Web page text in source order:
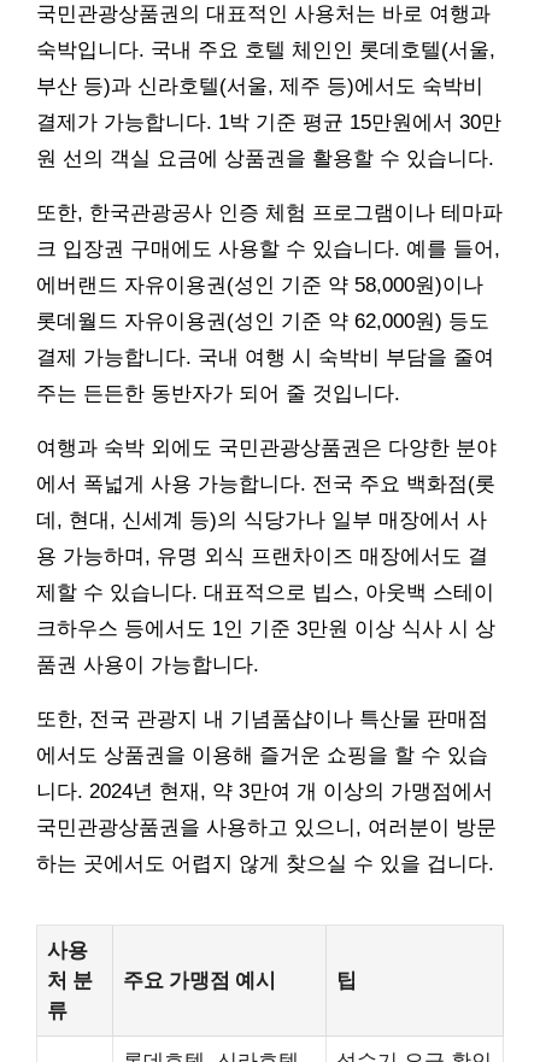
국민관광상품권의 대표적인 사용처는 바로 여행과
숙박입니다. 국내 주요 호텔 체인인 롯데호텔(서울,
부산 등)과 신라호텔(서울, 제주 등)에서도 숙박비
결제가 가능합니다. 1박 기준 평균 15만원에서 30만
원 선의 객실 요금에 상품권을 활용할 수 있습니다.
또한, 한국관광공사 인증 체험 프로그램이나 테마파
크 입장권 구매에도 사용할 수 있습니다. 예를 들어,
에버랜드 자유이용권(성인 기준 약 58,000원)이나
롯데월드 자유이용권(성인 기준 약 62,000원) 등도
결제 가능합니다. 국내 여행 시 숙박비 부담을 줄여
주는 든든한 동반자가 되어 줄 것입니다.
여행과 숙박 외에도 국민관광상품권은 다양한 분야
에서 폭넓게 사용 가능합니다. 전국 주요 백화점(롯
데, 현대, 신세계 등)의 식당가나 일부 매장에서 사
용 가능하며, 유명 외식 프랜차이즈 매장에서도 결
제할 수 있습니다. 대표적으로 빕스, 아웃백 스테이
크하우스 등에서도 1인 기준 3만원 이상 식사 시 상
품권 사용이 가능합니다.
또한, 전국 관광지 내 기념품샵이나 특산물 판매점
에서도 상품권을 이용해 즐거운 쇼핑을 할 수 있습
니다. 2024년 현재, 약 3만여 개 이상의 가맹점에서
국민관광상품권을 사용하고 있으니, 여러분이 방문
하는 곳에서도 어렵지 않게 찾으실 수 있을 겁니다.
사용
처 분
류
주요 가맹점 예시 팁